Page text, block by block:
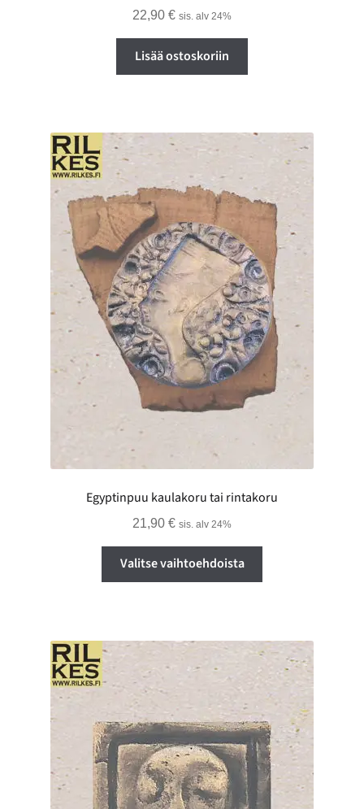
22,90 € sis. alv 24%
Lisää ostoskoriin
Egyptinpuu kaulakoru tai rintakoru
21,90 € sis. alv 24%
Valitse vaihtoehdoista
Voit
tehdä
valinnat
tuotteen
sivulla.